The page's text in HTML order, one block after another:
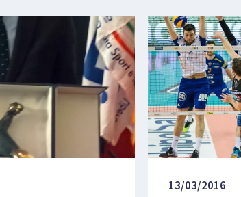
13/03/2016